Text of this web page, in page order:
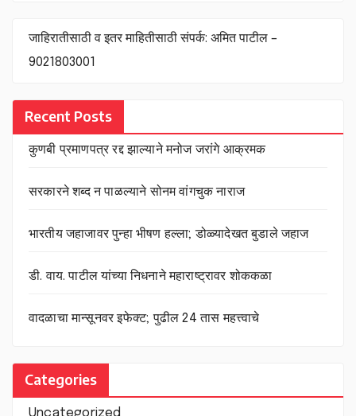
जाहिरातीसाठी व इतर माहितीसाठी संपर्क: अमित पाटील –
9021803001
Recent Posts
कुणबी प्रमाणपत्र रद्द झाल्याने मनोज जरांगे आक्रमक
सरकारने शब्द न पाळल्याने सोनम वांगचुक नाराज
भारतीय जहाजावर पुन्हा भीषण हल्ला; डोळ्यादेखत बुडाले जहाज
डी. वाय. पाटील यांच्या निधनाने महाराष्ट्रावर शोककळा
वादळाचा मान्सूनवर इफेक्ट; पुढील 24 तास महत्त्वाचे
Categories